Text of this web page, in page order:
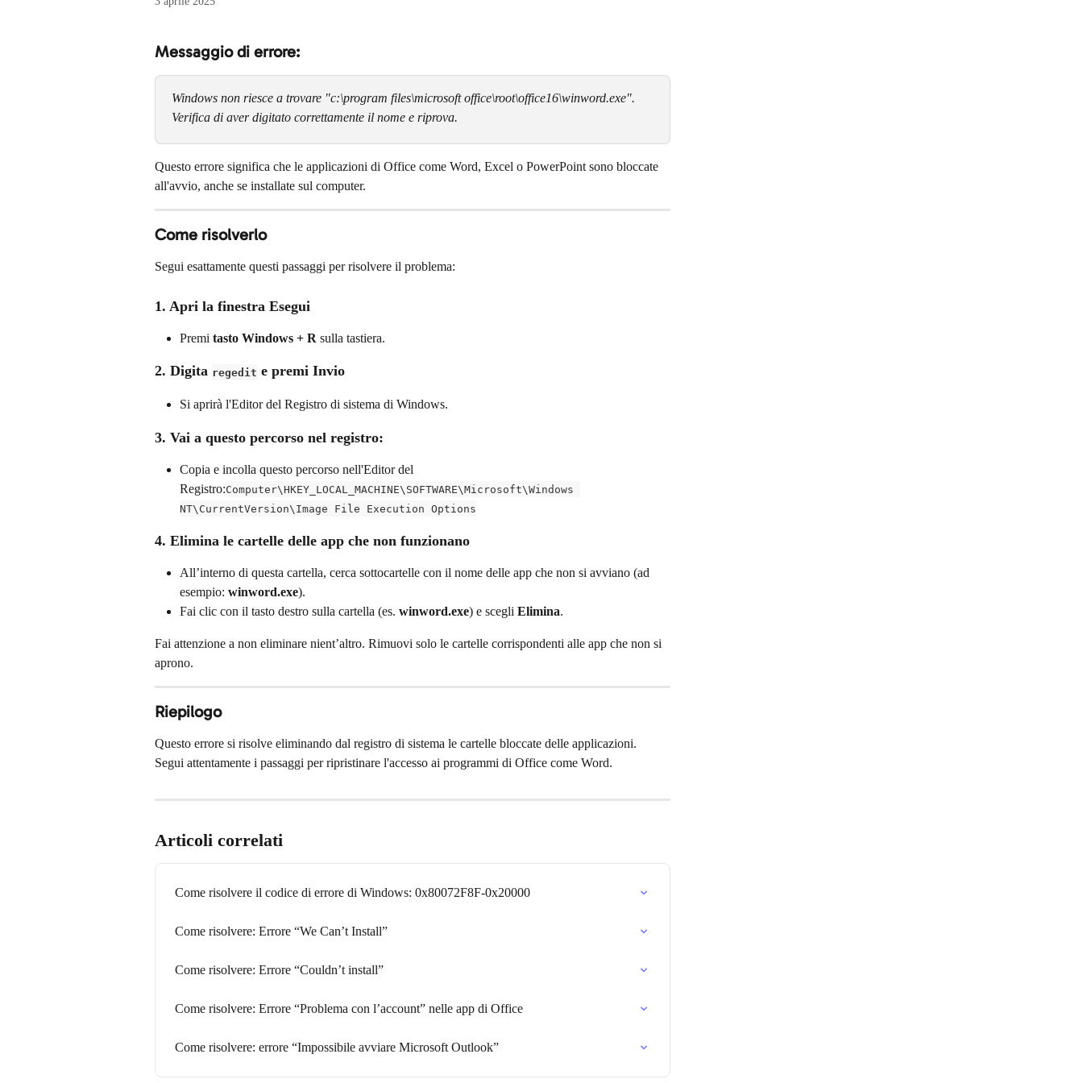
Messaggio di errore:
Windows non riesce a trovare "c:\program files\microsoft office\root\office16\winword.exe".
Verifica di aver digitato correttamente il nome e riprova.
Questo errore significa che le applicazioni di Office come Word, Excel o PowerPoint sono bloccate
all'avvio, anche se installate sul computer.
Come risolverlo
Segui esattamente questi passaggi per risolvere il problema:
1. Apri la finestra Esegui
Premi tasto Windows + R sulla tastiera.
2. Digita regedit e premi Invio
Si aprirà l'Editor del Registro di sistema di Windows.
3. Vai a questo percorso nel registro:
Copia e incolla questo percorso nell'Editor del
Registro:Computer\HKEY_LOCAL_MACHINE\SOFTWARE\Microsoft\Windows
NT\CurrentVersion\Image File Execution Options
4. Elimina le cartelle delle app che non funzionano
All’interno di questa cartella, cerca sottocartelle con il nome delle app che non si avviano (ad
esempio: winword.exe).
Fai clic con il tasto destro sulla cartella (es. winword.exe) e scegli Elimina.
Fai attenzione a non eliminare nient’altro. Rimuovi solo le cartelle corrispondenti alle app che non si
aprono.
Riepilogo
Questo errore si risolve eliminando dal registro di sistema le cartelle bloccate delle applicazioni.
Segui attentamente i passaggi per ripristinare l'accesso ai programmi di Office come Word.
Articoli correlati
Come risolvere il codice di errore di Windows: 0x80072F8F-0x20000
Come risolvere: Errore “We Can’t Install”
Come risolvere: Errore “Couldn’t install”
Come risolvere: Errore “Problema con l’account” nelle app di Office
Come risolvere: errore “Impossibile avviare Microsoft Outlook”